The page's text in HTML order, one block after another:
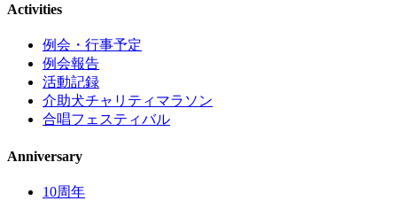
Activities
例会・行事予定
例会報告
活動記録
介助犬チャリティマラソン
合唱フェスティバル
Anniversary
10周年